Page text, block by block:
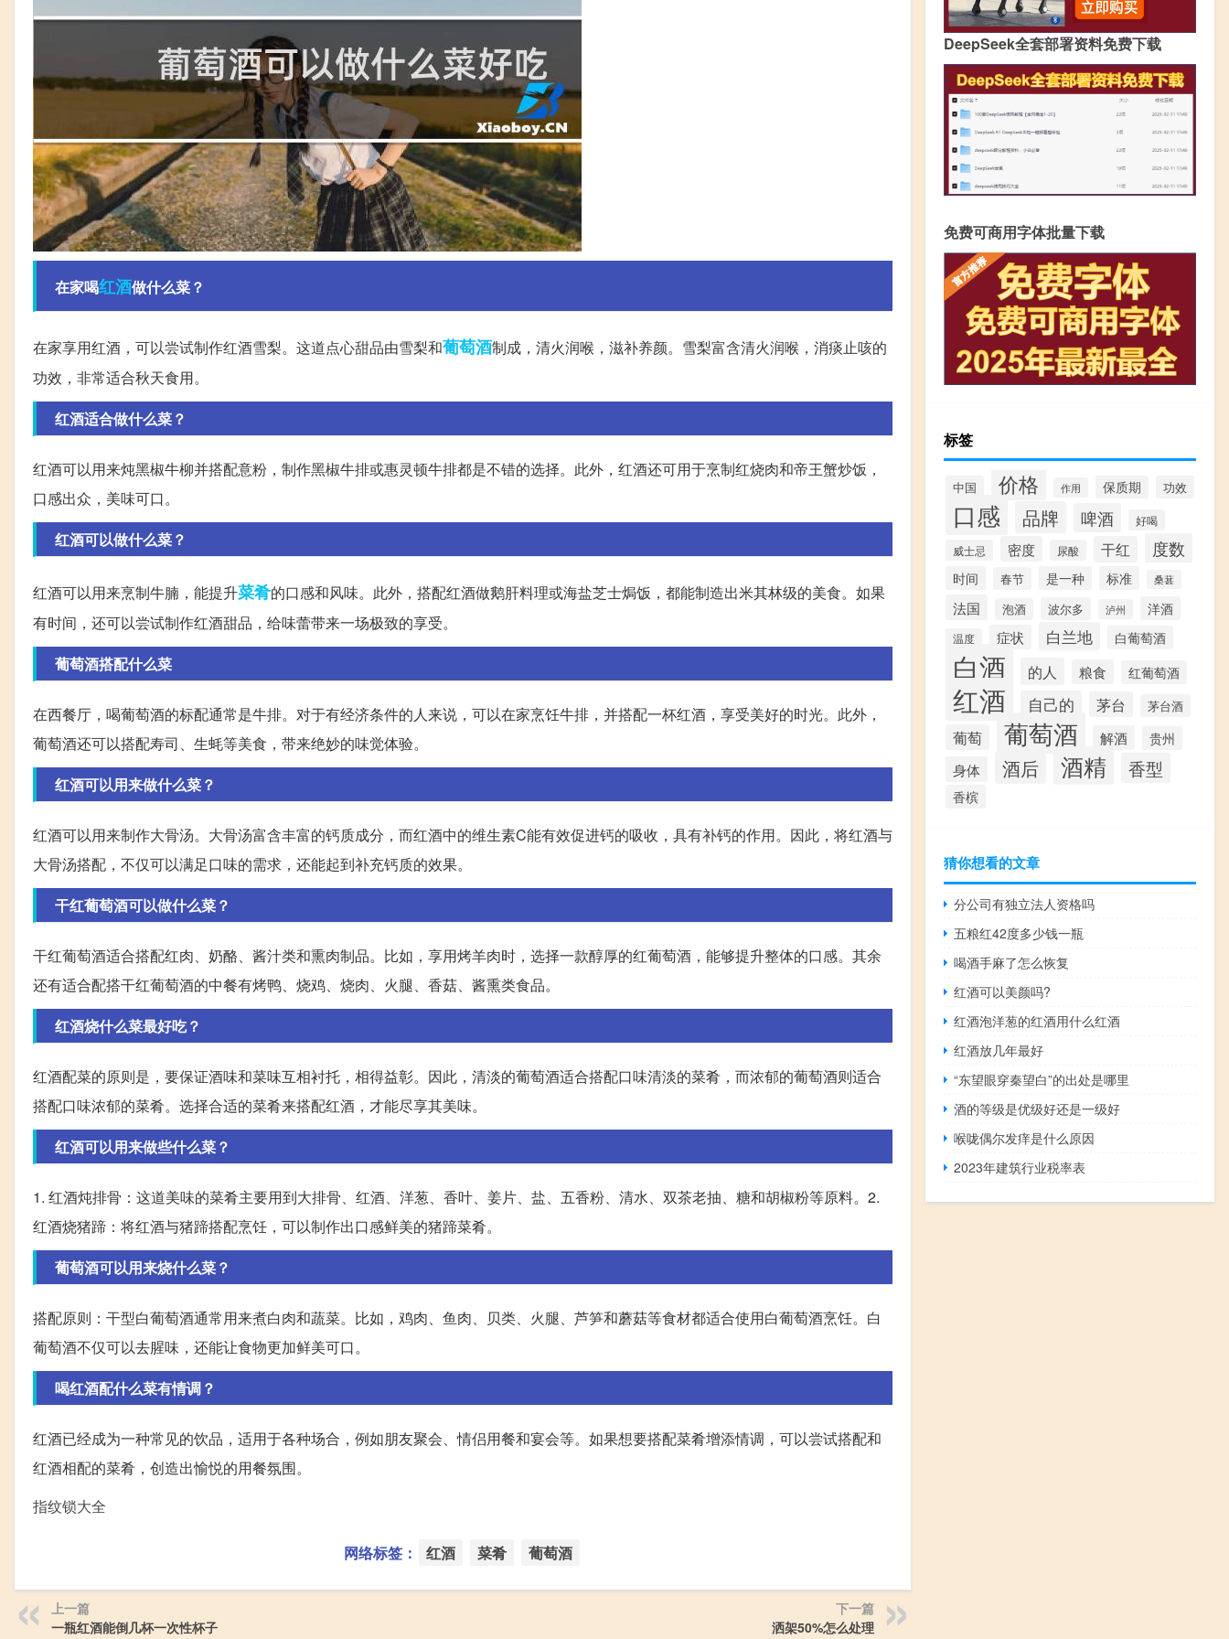
在家喝红酒做什么菜？
在家享用红酒，可以尝试制作红酒雪梨。这道点心甜品由雪梨和葡萄酒制成，清火润喉，滋补养颜。雪梨富含清火润喉，消痰止咳的
功效，非常适合秋天食用。
红酒适合做什么菜？
红酒可以用来炖黑椒牛柳并搭配意粉，制作黑椒牛排或惠灵顿牛排都是不错的选择。此外，红酒还可用于烹制红烧肉和帝王蟹炒饭，
口感出众，美味可口。
红酒可以做什么菜？
红酒可以用来烹制牛腩，能提升菜肴的口感和风味。此外，搭配红酒做鹅肝料理或海盐芝士焗饭，都能制造出米其林级的美食。如果
有时间，还可以尝试制作红酒甜品，给味蕾带来一场极致的享受。
葡萄酒搭配什么菜
在西餐厅，喝葡萄酒的标配通常是牛排。对于有经济条件的人来说，可以在家烹饪牛排，并搭配一杯红酒，享受美好的时光。此外，
葡萄酒还可以搭配寿司、生蚝等美食，带来绝妙的味觉体验。
红酒可以用来做什么菜？
红酒可以用来制作大骨汤。大骨汤富含丰富的钙质成分，而红酒中的维生素C能有效促进钙的吸收，具有补钙的作用。因此，将红酒与
大骨汤搭配，不仅可以满足口味的需求，还能起到补充钙质的效果。
干红葡萄酒可以做什么菜？
干红葡萄酒适合搭配红肉、奶酪、酱汁类和熏肉制品。比如，享用烤羊肉时，选择一款醇厚的红葡萄酒，能够提升整体的口感。其余
还有适合配搭干红葡萄酒的中餐有烤鸭、烧鸡、烧肉、火腿、香菇、酱熏类食品。
红酒烧什么菜最好吃？
红酒配菜的原则是，要保证酒味和菜味互相衬托，相得益彰。因此，清淡的葡萄酒适合搭配口味清淡的菜肴，而浓郁的葡萄酒则适合
搭配口味浓郁的菜肴。选择合适的菜肴来搭配红酒，才能尽享其美味。
红酒可以用来做些什么菜？
1. 红酒炖排骨：这道美味的菜肴主要用到大排骨、红酒、洋葱、香叶、姜片、盐、五香粉、清水、双茶老抽、糖和胡椒粉等原料。2.
红酒烧猪蹄：将红酒与猪蹄搭配烹饪，可以制作出口感鲜美的猪蹄菜肴。
葡萄酒可以用来烧什么菜？
搭配原则：干型白葡萄酒通常用来煮白肉和蔬菜。比如，鸡肉、鱼肉、贝类、火腿、芦笋和蘑菇等食材都适合使用白葡萄酒烹饪。白
葡萄酒不仅可以去腥味，还能让食物更加鲜美可口。
喝红酒配什么菜有情调？
红酒已经成为一种常见的饮品，适用于各种场合，例如朋友聚会、情侣用餐和宴会等。如果想要搭配菜肴增添情调，可以尝试搭配和
红酒相配的菜肴，创造出愉悦的用餐氛围。
指纹锁大全
网络标签： 红酒 菜肴 葡萄酒
上一篇
一瓶红酒能倒几杯一次性杯子
下一篇
洒架50%怎么处理
DeepSeek全套部署资料免费下载
免费可商用字体批量下载
标签
中国 价格 作用 保质期 功效
口感 品牌 啤酒
好喝
威士忌
密度 尿酸 干红 度数
时间 春节 是一种 标准 桑葚
法国 泡酒 波尔多 泸州 洋酒
温度 症状 白兰地 白葡萄酒
白酒 的人 粮食 红葡萄酒
红酒 自己的 茅台 茅台酒
葡萄 葡萄酒 解酒 贵州
身体 酒后 酒精 香型
香槟
猜你想看的文章
分公司有独立法人资格吗
五粮红42度多少钱一瓶
喝酒手麻了怎么恢复
红酒可以美颜吗?
红酒泡洋葱的红酒用什么红酒
红酒放几年最好
“东望眼穿秦望白”的出处是哪里
酒的等级是优级好还是一级好
喉咙偶尔发痒是什么原因
2023年建筑行业税率表